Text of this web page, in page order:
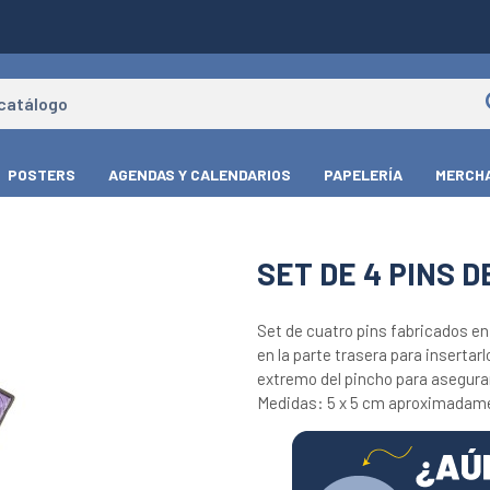
POSTERS AGENDAS Y CALENDARIOS PAPELERÍA
SET DE 4 PINS
Set de cuatro pins fabricados
en la parte trasera para
extremo del pincho para
Medidas: 5 x 5 cm